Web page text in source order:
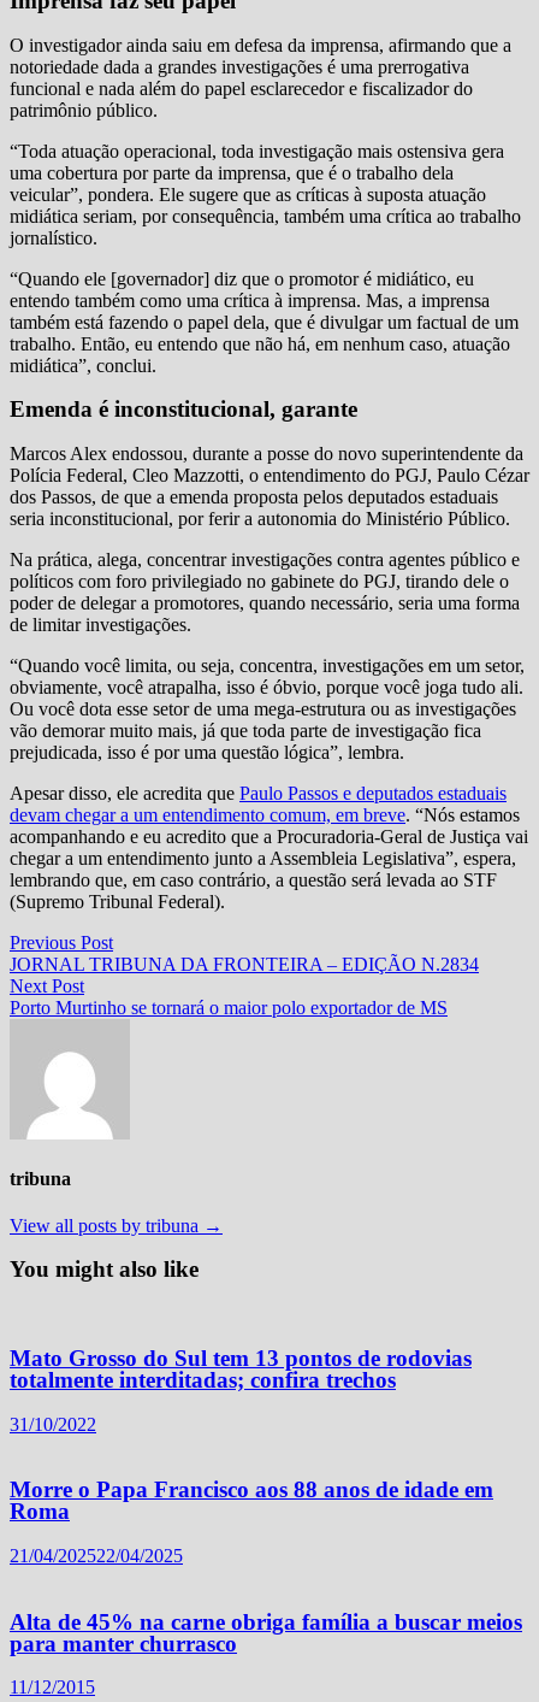
O investigador ainda saiu em defesa da imprensa, afirmando que a
notoriedade dada a grandes investigações é uma prerrogativa
funcional e nada além do papel esclarecedor e fiscalizador do
patrimônio público.
“Toda atuação operacional, toda investigação mais ostensiva gera
uma cobertura por parte da imprensa, que é o trabalho dela
veicular”, pondera. Ele sugere que as críticas à suposta atuação
midiática seriam, por consequência, também uma crítica ao trabalho
jornalístico.
“Quando ele [governador] diz que o promotor é midiático, eu
entendo também como uma crítica à imprensa. Mas, a imprensa
também está fazendo o papel dela, que é divulgar um factual de um
trabalho. Então, eu entendo que não há, em nenhum caso, atuação
midiática”, conclui.
Emenda é inconstitucional, garante
Marcos Alex endossou, durante a posse do novo superintendente da
Polícia Federal, Cleo Mazzotti, o entendimento do PGJ, Paulo Cézar
dos Passos, de que a emenda proposta pelos deputados estaduais
seria inconstitucional, por ferir a autonomia do Ministério Público.
Na prática, alega, concentrar investigações contra agentes público e
políticos com foro privilegiado no gabinete do PGJ, tirando dele o
poder de delegar a promotores, quando necessário, seria uma forma
de limitar investigações.
“Quando você limita, ou seja, concentra, investigações em um setor,
obviamente, você atrapalha, isso é óbvio, porque você joga tudo ali.
Ou você dota esse setor de uma mega-estrutura ou as investigações
vão demorar muito mais, já que toda parte de investigação fica
prejudicada, isso é por uma questão lógica”, lembra.
Apesar disso, ele acredita que Paulo Passos e deputados estaduais
devam chegar a um entendimento comum, em breve. “Nós estamos
acompanhando e eu acredito que a Procuradoria-Geral de Justiça vai
chegar a um entendimento junto a Assembleia Legislativa”, espera,
lembrando que, em caso contrário, a questão será levada ao STF
(Supremo Tribunal Federal).
Navegação
de
Post
Previous PostPrevious
post:
JORNAL TRIBUNA DA FRONTEIRA – EDIÇÃO N.2834
Next PostNext
post:
Porto Murtinho se tornará o maior polo exportador de MS
tribuna
View all posts by tribuna →
You might also like
Mato Grosso do Sul tem 13 pontos de rodovias
totalmente interditadas; confira trechos
31/10/2022
Morre o Papa Francisco aos 88 anos de idade em
Roma
21/04/202522/04/2025
Alta de 45% na carne obriga família a buscar meios
para manter churrasco
11/12/2015